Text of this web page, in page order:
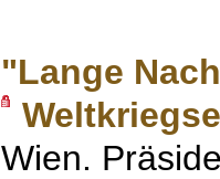
"Lange
Wien.